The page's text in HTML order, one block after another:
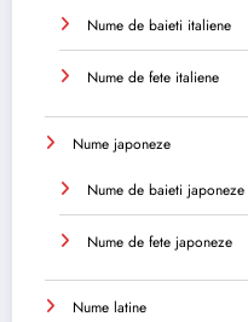
Nume de baieti italiene
Nume de fete italiene
Nume japoneze
Nume de baieti japoneze
Nume de fete japoneze
Nume latine